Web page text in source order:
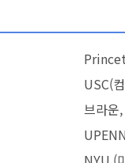
USC(
브라운